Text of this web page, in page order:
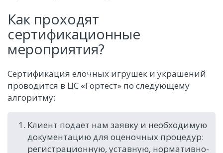
Как проходят
сертификационные
мероприятия?
Сертификация елочных игрушек и украшений
проводится в ЦС «Гортест» по следующему
алгоритму:
Клиент подает нам заявку и необходимую
документацию для оценочных процедур:
регистрационную, уставную, нормативно-